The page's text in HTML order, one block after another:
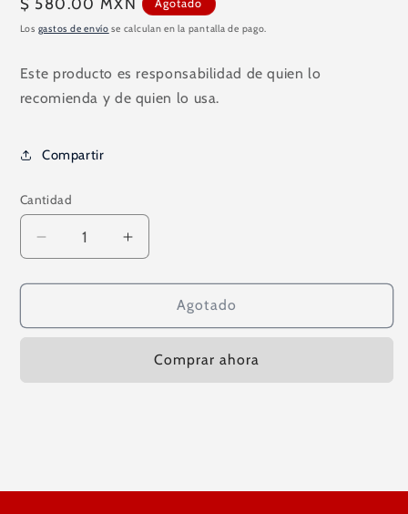
habitual
Agotado
Los gastos de envío se calculan en la pantalla de pago.
Este producto es responsabilidad de quien lo
recomienda y de quien lo usa.
Compartir
Cantidad
Reducir
cantidad
para
3
CAPS
Aumentar
cantidad
para
OMEGA
3
180
CAPS
Agotado
Comprar ahora